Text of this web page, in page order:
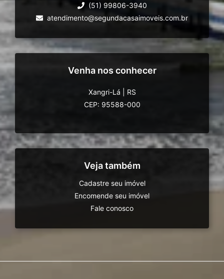
(51) 99806-3940
atendimento@segundacasaimoveis.com.br
Venha nos conhecer
Xangri-Lá
RS
CEP: 95588-000
Veja também
Cadastre seu imóvel
Encomende seu imóvel
Fale conosco